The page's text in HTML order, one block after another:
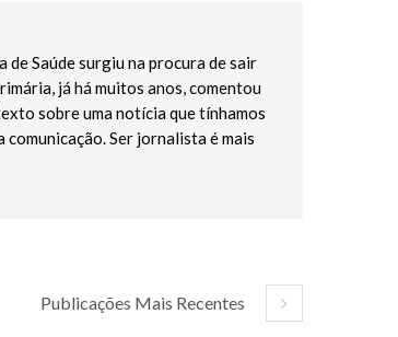
de Saúde surgiu na procura de sair
já há muitos anos, comentou
sobre uma notícia que tínhamos
Ser jornalista é mais
Publicações Mais Recentes